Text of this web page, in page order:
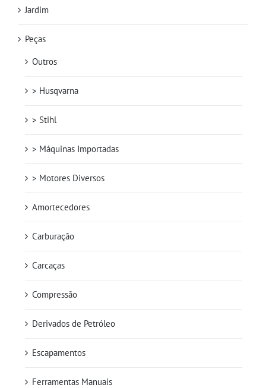
Jardim
Peças
Outros
> Husqvarna
> Stihl
> Máquinas Importadas
> Motores Diversos
Amortecedores
Carburação
Carcaças
Compressão
Derivados de Petróleo
Escapamentos
Ferramentas Manuais